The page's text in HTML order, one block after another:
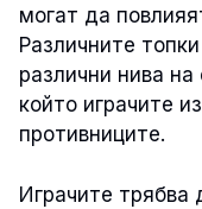
могат да
Различните
различни нива
който играчите
противниците.
Играчите трябва